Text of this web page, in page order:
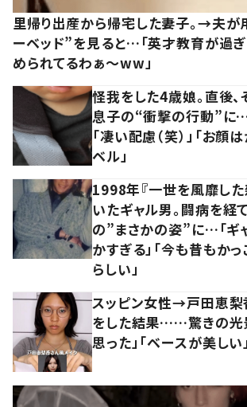
里帰り出産から帰宅した妻子。→夫が
ーベッド”を見ると…「英才教育が過ぎ
められてるわぁ～ww」
怪我をした4歳娘。直後
息子の“衝撃の行動”に
「凄い配慮（笑）」「お顔
ベル」
1998年『一世を風靡した
いたギャル男。闘病を経
の”まさかの姿”に…「ギャ
かすぎる」「今も昔もかっ
らしい」
スッピン女性→戸田恵梨
をした結果……驚きの光
思った」「ベースが美しい」